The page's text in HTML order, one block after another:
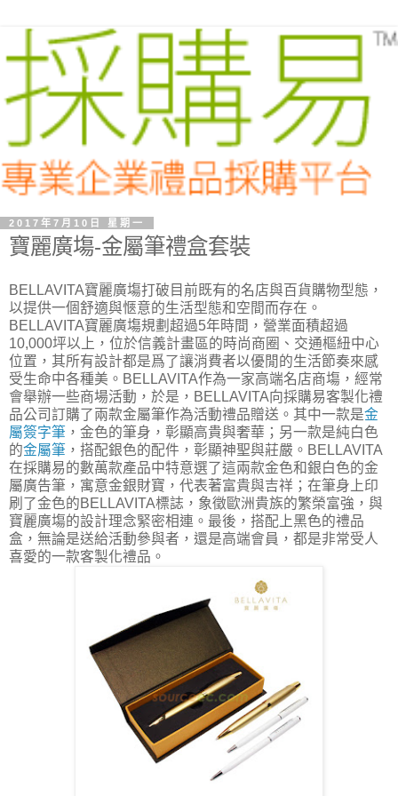
2017年7月10日 星期一
寶麗廣塲-金屬筆禮盒套裝
BELLAVITA寶麗廣塲打破目前既有的名店與百貨購物型態，
以提供一個舒適與愜意的生活型態和空間而存在。
BELLAVITA寶麗廣塲規劃超過5年時間，營業面積超過
10,000坪以上，位於信義計畫區的時尚商圈、交通樞紐中心
位置，其所有設計都是爲了讓消費者以優閒的生活節奏來感
受生命中各種美。BELLAVITA作為一家高端名店商塲，經常
會舉辦一些商場活動，於是，BELLAVITA向採購易客製化禮
品公司訂購了兩款金屬筆作為活動禮品贈送。其中一款是金
屬簽字筆 ，金色的筆身，彰顯高貴與奢華；另一款是純白色
的金屬筆 ，搭配銀色的配件，彰顯神聖與莊嚴。BELLAVITA
在採購易的數萬款產品中特意選了這兩款金色和銀白色的金
屬廣告筆，寓意金銀財寶，代表著富貴與吉祥；在筆身上印
刷了金色的BELLAVITA標誌，象徵歐洲貴族的繁榮富強，與
寶麗廣塲的設計理念緊密相連。最後，搭配上黑色的禮品
盒，無論是送給活動參與者，還是高端會員，都是非常受人
喜愛的一款客製化禮品。